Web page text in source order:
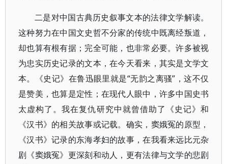
二是对中国古典历史叙事文本的法律文学解读。
这种努力在中国文史哲不分家的传统中既离经叛道，
却也算有根有据；完全可能，也非常必要。许多被视
为忠实历史记录的文本，在今天看来，其实是文学文
本。《史记》在鲁迅眼里就是“无韵之离骚”，这不仅
是赞美，也算是定性；在现代人眼中，许多中国史书
太虚构了。我在复仇研究中就曾借助了《史记》和
《汉书》的相关故事或记载。确实，窦娥冤的原型，
《汉书》记录的东海孝妇的故事，在我看来远比元杂
剧《窦娥冤》更深刻和动人，更有法律与文学的悲剧